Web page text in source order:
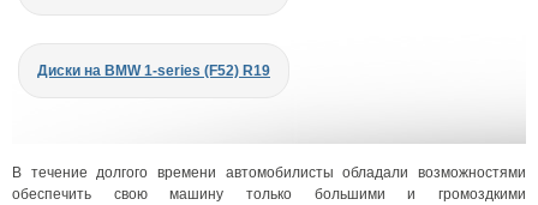
Диски на BMW 1-series (F52) R19
В течение долгого времени автомобилисты обладали возможностями
обеспечить свою машину только большими и громоздкими